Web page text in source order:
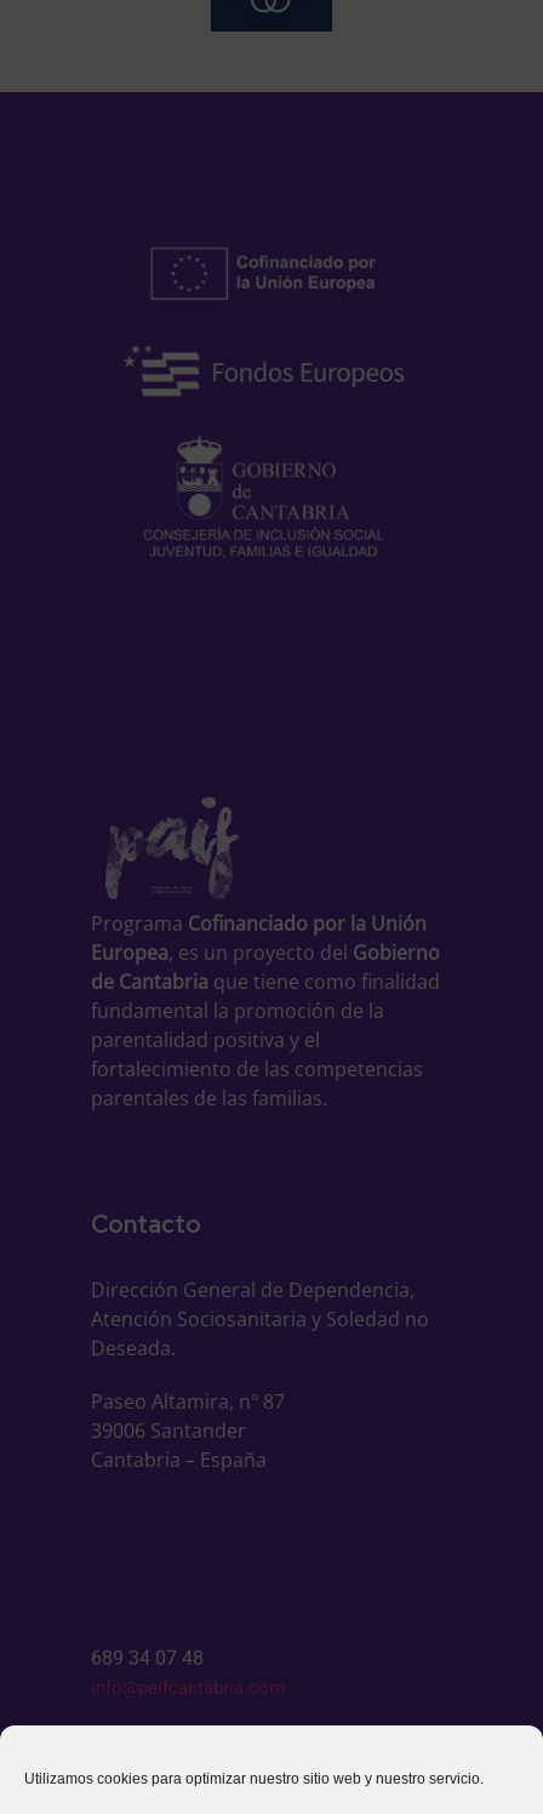
Utilizamos cookies para optimizar nuestro sitio web y nuestro servicio.
Programa Cofinanciado por la Unión
Europea, es un proyecto del Gobierno
de Cantabria que tiene como finalidad
fundamental la promoción de la
parentalidad positiva y el
fortalecimiento de las competencias
parentales de las familias.
Contacto
Dirección General de Dependencia,
Atención Sociosanitaria y Soledad no
Deseada.
Paseo Altamira, nº 87
39006 Santander
Cantabria – España
689 34 07 48
info@paifcantabria.com